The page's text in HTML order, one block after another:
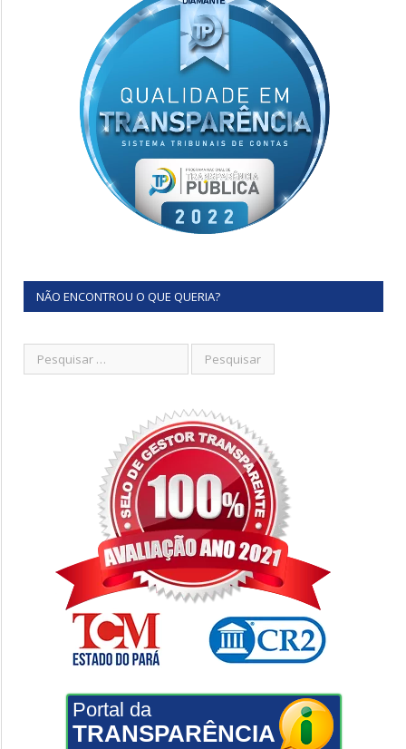
NÃO ENCONTROU O QUE QUERIA?
Portal da
TRANSPARÊNCIA